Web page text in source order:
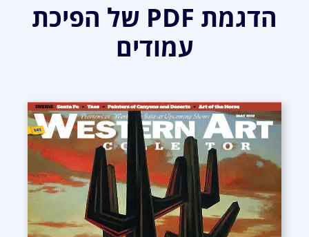
הדגמת PDF של הפיכת
עמודים